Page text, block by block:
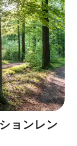
ョンレン